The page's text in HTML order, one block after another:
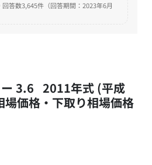
答数3,645件（回答期間：2023年6月
ー 3.6 2011年式 (平成
価格・下取り相場価格